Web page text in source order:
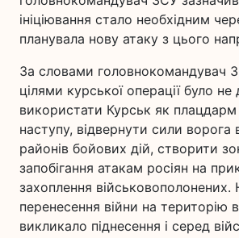
ініціювання стало необхідним
планувала нову атаку з цього
За словами головнокомандувач
цілями курської операції було не
використати Курськ як
наступу, відвернути сили ворога
районів бойових дій, створити
запобігання атакам росіян на
захоплення
перенесення війни на територію
викликало піднесення і серед